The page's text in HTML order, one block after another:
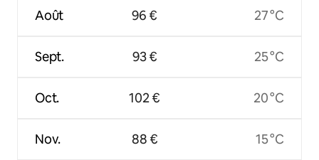
Août
Sept.
Oct.
Nov.
96 €
93 €
102 €
88 €
27 °C
25 °C
20 °C
15 °C